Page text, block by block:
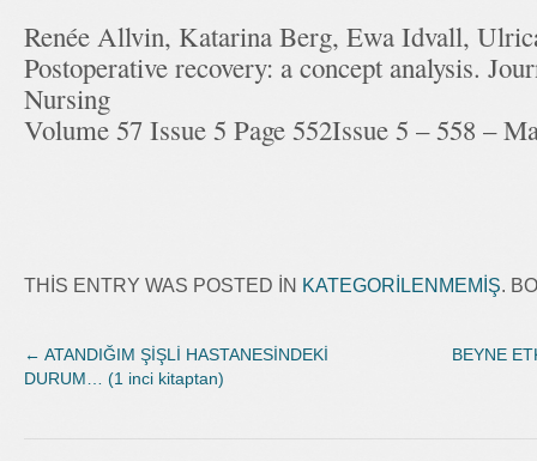
Renée Allvin, Katarina Berg, Ewa Idvall,
Postoperative recovery: a concept analysis.
Nursing
Volume 57 Issue 5 Page 552Issue 5 – 558 –
THIS ENTRY WAS POSTED IN KATEGORILENMEMIŞ.
← ATANDIĞIM ŞİŞLİ HASTANESİNDEKİ
DURUM… (1 inci kitaptan)
BEYNE